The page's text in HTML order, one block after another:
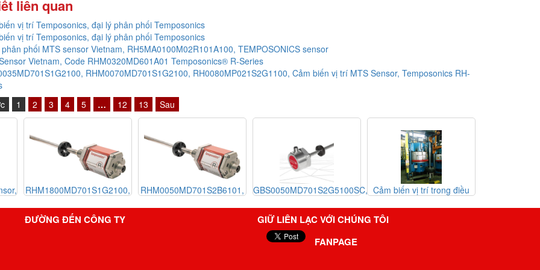
liên quan
vị trí Temposonics, đại lý phân phối Temposonics
vị trí Temposonics, đại lý phân phối Temposonics
phối MTS sensor Vietnam, RH5MA0100M02R101A100, TEMPOSONICS sensor
Vietnam, Code RHM0320MD601A01 Temposonics® R-Series
RHM0070MD701S1G2100, RH0080MP021S2G1100, Cảm biến vị trí MTS Sensor, Temposonics RH-
1 2 3 4 5 … 12 13 Sau
Sensor,
Series
RHM0050MD701S2B6101,
Cảm biến vị trí MTS Sensor
- Temposonics RH-Series
GBS0050MD701S2G5100SC, Cảm biến vị trí trong điều
MTSsensor, đại lý MTS
sensor vietnam
T-Series Position Sensors
ĐƯỜNG ĐẾN CÔNG TY
GIỮ LIÊN LẠC VỚI CHÚNG TÔI
FANPAGE